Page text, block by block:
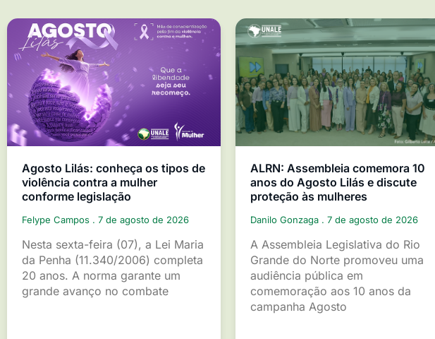
Agosto Lilás: conheça os tipos de
violência contra a mulher
conforme legislação
Felype Campos 7 de agosto de 2026
Nesta sexta-feira (07), a Lei Maria
da Penha (11.340/2006) completa
20 anos. A norma garante um
grande avanço no combate
ALRN: Assembleia comemora 10
anos do Agosto Lilás e discute
proteção às mulheres
Danilo Gonzaga 7 de agosto de 2026
A Assembleia Legislativa do Rio
Grande do Norte promoveu uma
audiência pública em
comemoração aos 10 anos da
campanha Agosto